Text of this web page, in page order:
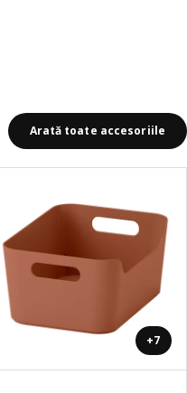
Arată toate accesoriile
+7